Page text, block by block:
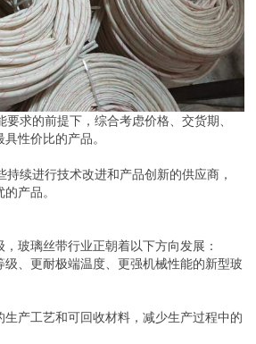
求的前提下，综合考虑价格、交货期、
性价比的产品。
续进行技术改进和产品创新的供应商，
产品。
玻璃丝带行业正朝着以下方向发展：
、更耐极端温度、更强机械性能的新型玻
产工艺和可回收材料，减少生产过程中的